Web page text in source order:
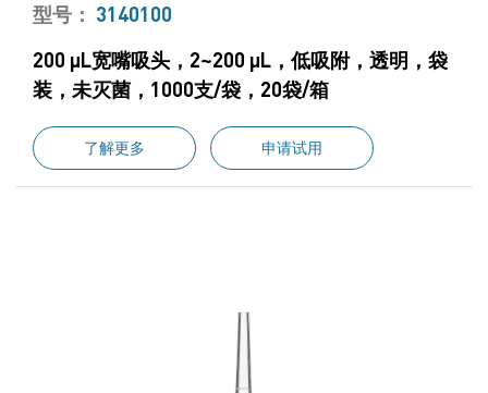
型号： 3140100
200 μL宽嘴吸头，2~200 μL，低吸附，透明，袋
装，未灭菌，1000支/袋，20袋/箱
了解更多 申请试用